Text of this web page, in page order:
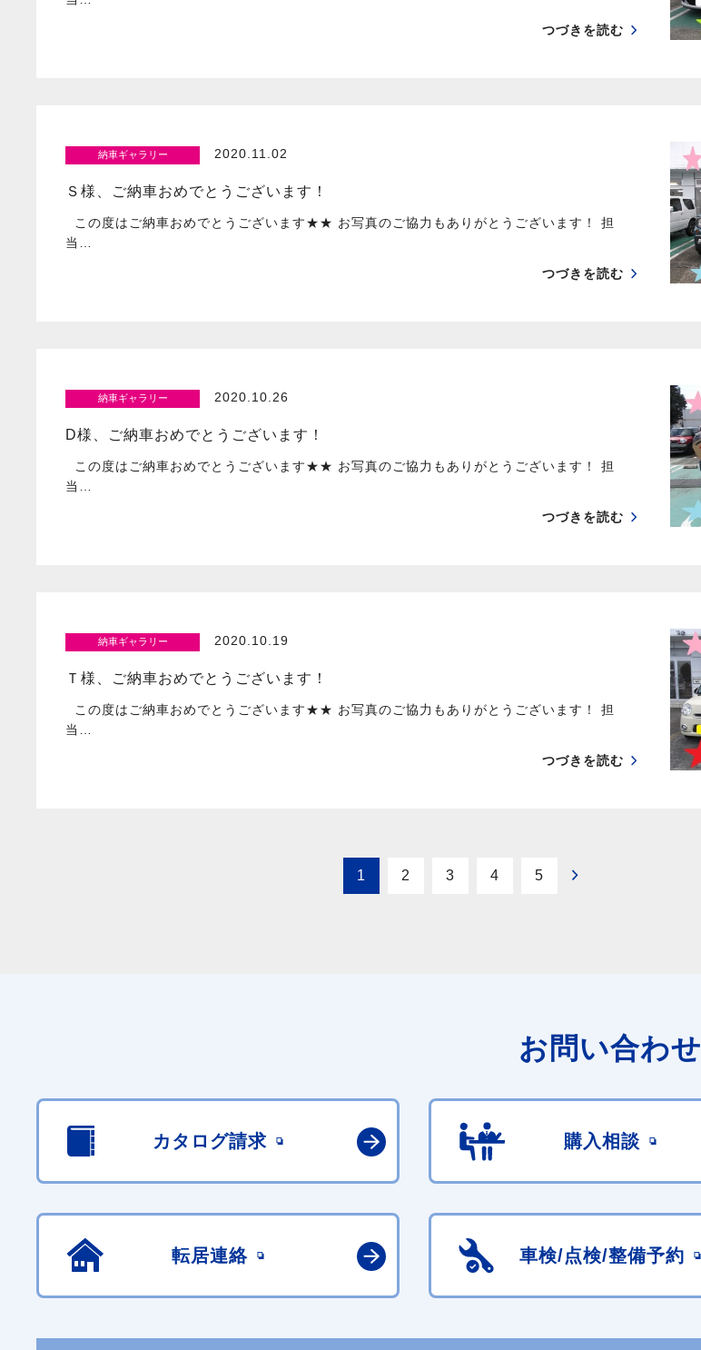
つづきを読む
納車ギャラリー 2020.11.02
Ｓ様、ご納車おめでとうございます！
この度はご納車おめでとうございます★★ お写真のご協力もありがとうございます！ 担
当…
つづきを読む
納車ギャラリー 2020.10.26
D様、ご納車おめでとうございます！
この度はご納車おめでとうございます★★ お写真のご協力もありがとうございます！ 担
当…
つづきを読む
納車ギャラリー 2020.10.19
Ｔ様、ご納車おめでとうございます！
この度はご納車おめでとうございます★★ お写真のご協力もありがとうございます！ 担
当…
つづきを読む
1 2 3 4 5
お問い合わせ
カタログ請求 購入相談
転居連絡 車検/点検/整備予約